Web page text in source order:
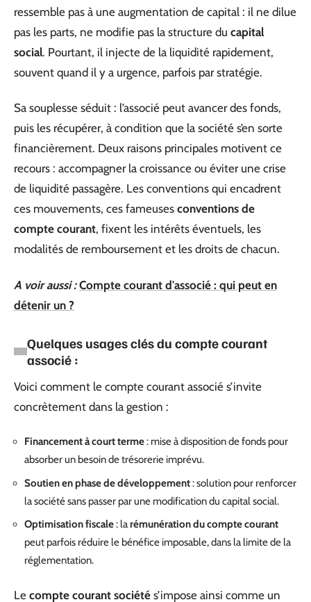
ressemble pas à une augmentation de capital : il ne dilue
pas les parts, ne modifie pas la structure du capital
social. Pourtant, il injecte de la liquidité rapidement,
souvent quand il y a urgence, parfois par stratégie.
Sa souplesse séduit : l’associé peut avancer des fonds,
puis les récupérer, à condition que la société s’en sorte
financièrement. Deux raisons principales motivent ce
recours : accompagner la croissance ou éviter une crise
de liquidité passagère. Les conventions qui encadrent
ces mouvements, ces fameuses conventions de
compte courant, fixent les intérêts éventuels, les
modalités de remboursement et les droits de chacun.
A voir aussi : Compte courant d'associé : qui peut en
détenir un ?
Quelques usages clés du compte courant
associé :
Voici comment le compte courant associé s’invite
concrètement dans la gestion :
Financement à court terme: mise à disposition de fonds pour
absorber un besoin de trésorerie imprévu.
Soutien en phase de développement: solution pour renforcer
la société sans passer par une modification du capital social.
Optimisation fiscale: larémunération du compte courant
peut parfois réduire le bénéfice imposable, dans la limite de la
réglementation.
Le compte courant société s’impose ainsi comme un